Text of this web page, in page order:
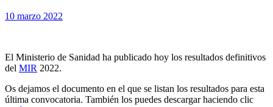
porExamen MIR
Publicada
10 marzo 2022
El Ministerio de Sanidad ha publicado hoy los resultados definitivos
del MIR 2022.
Os dejamos el documento en el que se listan los resultados para esta
última convocatoria. También los puedes descargar haciendo clic